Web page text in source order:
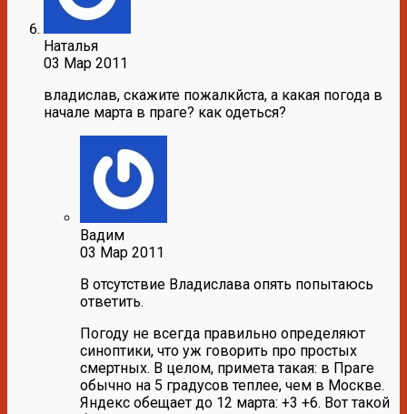
Наталья
03 Мар 2011
владислав, скажите пожалкйста, а какая погода в
начале марта в праге? как одеться?
Вадим
03 Мар 2011
В отсутствие Владислава опять попытаюсь
ответить.
Погоду не всегда правильно определяют
синоптики, что уж говорить про простых
смертных. В целом, примета такая: в Праге
обычно на 5 градусов теплее, чем в Москве.
Яндекс обещает до 12 марта: +3 +6. Вот такой